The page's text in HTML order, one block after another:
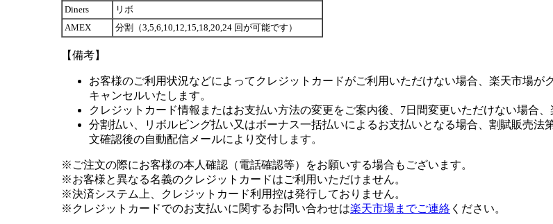
Diners
リボ
AMEX
分割（3,5,6,10,12,15,18,20,24 回が可能です）
【備考】
お客様のご利用状況などによってクレジットカードがご利用いただけない場合、楽天市場
キャンセルいたします。
クレジットカード情報またはお支払い方法の変更をご案内後、7日間変更いただけない場合
分割払い、リボルビング払い又はボーナス一括払いによるお支払いとなる場合、割賦販売法
文確認後の自動配信メールにより交付します。
※ご注文の際にお客様の本人確認（電話確認等）をお願いする場合もございます。
※お客様と異なる名義のクレジットカードはご利用いただけません。
※決済システム上、クレジットカード利用控は発行しておりません。
※クレジットカードでのお支払いに関するお問い合わせは楽天市場までご連絡 ください。